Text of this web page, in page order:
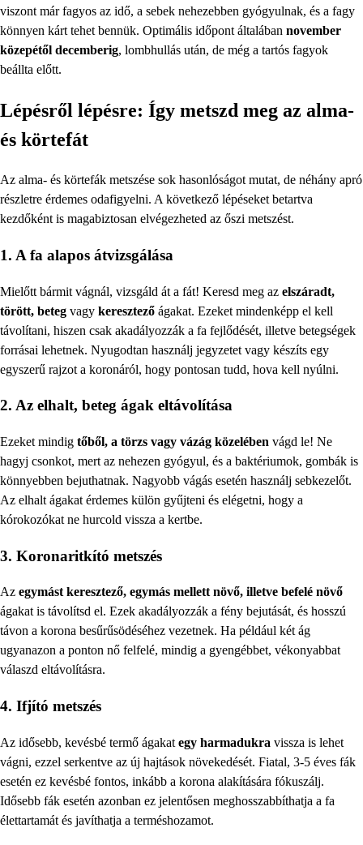
viszont már fagyos az idő, a sebek nehezebben gyógyulnak, és a fagy
könnyen kárt tehet bennük. Optimális időpont általában november
közepétől decemberig, lombhullás után, de még a tartós fagyok
beállta előtt.
Lépésről lépésre: Így metszd meg az alma-
és körtefát
Az alma- és körtefák metszése sok hasonlóságot mutat, de néhány apró
részletre érdemes odafigyelni. A következő lépéseket betartva
kezdőként is magabiztosan elvégezheted az őszi metszést.
1. A fa alapos átvizsgálása
Mielőtt bármit vágnál, vizsgáld át a fát! Keresd meg az elszáradt,
törött, beteg vagy keresztező ágakat. Ezeket mindenképp el kell
távolítani, hiszen csak akadályozzák a fa fejlődését, illetve betegségek
forrásai lehetnek. Nyugodtan használj jegyzetet vagy készíts egy
egyszerű rajzot a koronáról, hogy pontosan tudd, hova kell nyúlni.
2. Az elhalt, beteg ágak eltávolítása
Ezeket mindig tőből, a törzs vagy vázág közelében vágd le! Ne
hagyj csonkot, mert az nehezen gyógyul, és a baktériumok, gombák is
könnyebben bejuthatnak. Nagyobb vágás esetén használj sebkezelőt.
Az elhalt ágakat érdemes külön gyűjteni és elégetni, hogy a
kórokozókat ne hurcold vissza a kertbe.
3. Koronaritkító metszés
Az egymást keresztező, egymás mellett növő, illetve befelé növő
ágakat is távolítsd el. Ezek akadályozzák a fény bejutását, és hosszú
távon a korona besűrűsödéséhez vezetnek. Ha például két ág
ugyanazon a ponton nő felfelé, mindig a gyengébbet, vékonyabbat
válaszd eltávolításra.
4. Ifjító metszés
Az idősebb, kevésbé termő ágakat egy harmadukra vissza is lehet
vágni, ezzel serkentve az új hajtások növekedését. Fiatal, 3-5 éves fák
esetén ez kevésbé fontos, inkább a korona alakítására fókuszálj.
Idősebb fák esetén azonban ez jelentősen meghosszabbíthatja a fa
élettartamát és javíthatja a terméshozamot.